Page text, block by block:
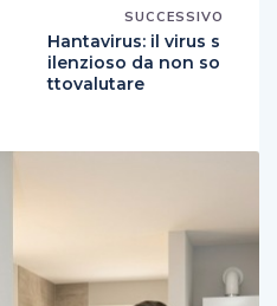
SUCCESSIVO
Hantavirus: il virus s
ilenzioso da non so
ttovalutare